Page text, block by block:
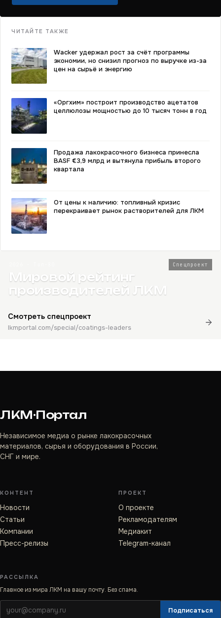
ЧИТАЙТЕ ТАКЖЕ
Wacker удержал рост за счёт программы
экономии, но снизил прогноз по выручке из-за
цен на сырьё и энергию
«Оргхим» построит производство ацетатов
целлюлозы мощностью до 10 тысяч тонн в год
Продажа лакокрасочного бизнеса принесла
BASF €3,9 млрд и вытянула прибыль второго
квартала
От цены к наличию: топливный кризис
перекраивает рынок растворителей для ЛКМ
Спецпроект
Мировой рейтинг
производителей ЛКМ
Смотреть спецпроект
lkmportal.com/special/coatings-leaders
ЛКМ·Портал
Независимое медиа о рынке лакокрасочных
материалов, сырья и оборудования в России,
СНГ и мире.
КОНТЕНТ
Новости
Статьи
Компании
Пресс-релизы
ПРОЕКТ
О проекте
Рекламодателям
Медиакит
Telegram-канал
РАССЫЛКА
Главное из мира ЛКМ на вашу почту. Без спама.
Подписаться